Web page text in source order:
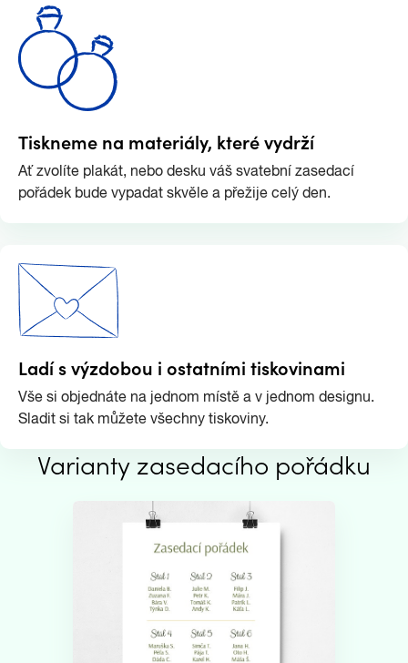
Tiskneme na materiály, které vydrží
Ať zvolíte plakát, nebo desku váš svatební zasedací
pořádek bude vypadat skvěle a přežije celý den.
Ladí s výzdobou i ostatními tiskovinami
Vše si objednáte na jednom místě a v jednom designu.
Sladit si tak můžete všechny tiskoviny.
Varianty zasedacího pořádku